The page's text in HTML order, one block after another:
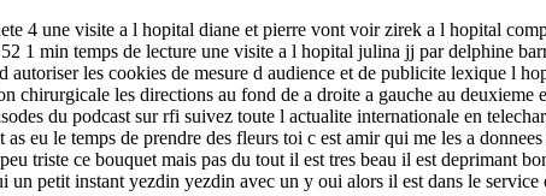
4 une visite a l hopital diane et pierre vont voir zirek a l hopital
1 min temps de lecture une visite a l hopital julina jj par delphine
autoriser les cookies de mesure d audience et de publicite lexique l
chirurgicale les directions au fond de a droite a gauche au
du podcast sur rfi suivez toute l actualite internationale en
eu le temps de prendre des fleurs toi c est amir qui me les a
triste ce bouquet mais pas du tout il est tres beau il est deprimant
un petit instant yezdin yezdin avec un y oui alors il est dans le